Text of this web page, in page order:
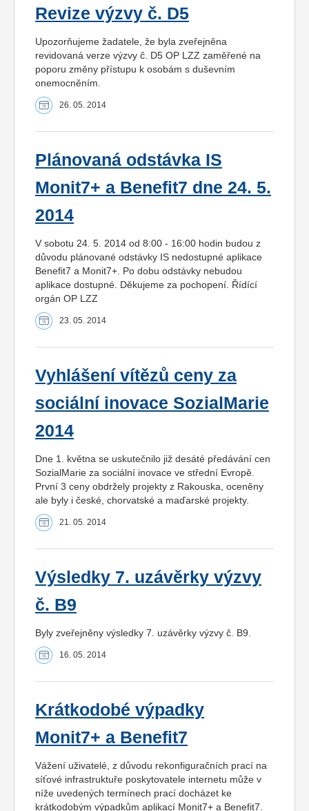
Revize výzvy č. D5
Upozorňujeme žadatele, že byla zveřejněna
revidovaná verze výzvy č. D5 OP LZZ zaměřené na
poporu změny přístupu k osobám s duševním
onemocněním.
26. 05. 2014
Plánovaná odstávka IS
Monit7+ a Benefit7 dne 24. 5.
2014
V sobotu 24. 5. 2014 od 8:00 - 16:00 hodin budou z
důvodu plánované odstávky IS nedostupné aplikace
Benefit7 a Monit7+. Po dobu odstávky nebudou
aplikace dostupné. Děkujeme za pochopení. Řídící
orgán OP LZZ
23. 05. 2014
Vyhlášení vítězů ceny za
sociální inovace SozialMarie
2014
Dne 1. května se uskutečnilo již desáté předávání cen
SozialMarie za sociální inovace ve střední Evropě.
První 3 ceny obdržely projekty z Rakouska, oceněny
ale byly i české, chorvatské a maďarské projekty.
21. 05. 2014
Výsledky 7. uzávěrky výzvy
č. B9
Byly zveřejněny výsledky 7. uzávěrky výzvy č. B9.
16. 05. 2014
Krátkodobé výpadky
Monit7+ a Benefit7
Vážení uživatelé, z důvodu rekonfiguračních prací na
síťové infrastruktuře poskytovatele internetu může v
níže uvedených termínech prací docházet ke
krátkodobým výpadkům aplikací Monit7+ a Benefit7.